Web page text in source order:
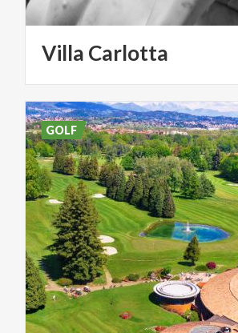
Villa Carlotta
GOLF